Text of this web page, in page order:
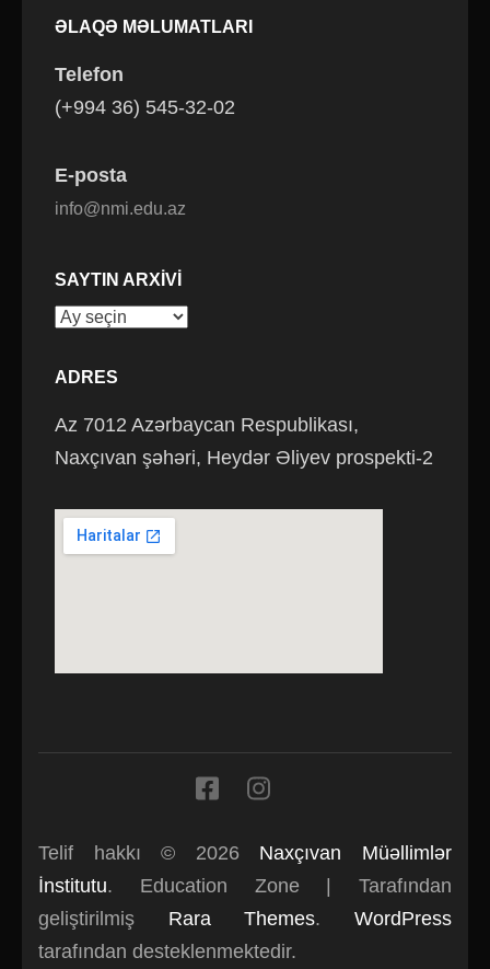
ƏLAQƏ MƏLUMATLARI
Telefon
(+994 36) 545-32-02
E-posta
info@nmi.edu.az
SAYTIN ARXIVI
Saytın
ADRES
Az 7012 Azərbaycan Respublikası,
Naxçıvan şəhəri, Heydər Əliyev prospekti-2
Telif hakkı © 2026 Naxçıvan Müəllimlər
İnstitutu.
Education Zone | Tarafından
geliştirilmiş Rara Themes.WordPress
tarafından desteklenmektedir.